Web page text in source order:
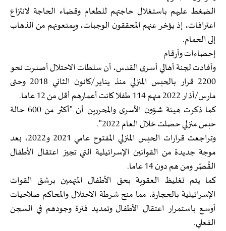
الضغط عليهم باستغلال حاجتهم للطعام وقضاء الحاجة لانتزاع
اعترافات، إذ يؤخر عنهم المحققون الوجبات، ويمنعونهم من الذهاب
إلى الحمام.
إحصاءات وأرقام
وأفادت لجنة أهالي أسرى القدس، أن سلطات الاحتلال أصدرت نحو
2200 قرار بالحبس المنزلي منذ يناير/كانون الثاني 2018 وحتى
مارس/آذار 2022 منهم 114 طفلا كانت أعمارهم أقل من 12 عاما.
كما ذكرت هيئة شؤون الأسرى والمحررين أن "أكثر من 600 حالة
حبس منزلي حصلت خلال العام 2022".
وتراجعت قرارات الحبس المنزلي المفتوح عامي 2021 و2022، بعد
موجة جديدة من القوانين الإسرائيلية التي تجيز اعتقال الأطفال
القُصّر ومن هم دون 14 عاما.
كما يتم تغليظ العقوبة بحق الأطفال المتهمين برشق القوات
الإسرائيلية بالحجارة، مما منح شرطة الاحتلال والمحاكم صلاحيات
أوسع باستمرار اعتقال الأطفال وتمديد فترة وجودهم في السجن
الفعلي.